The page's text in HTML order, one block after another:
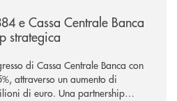
e Cassa Centrale Banca
strategica
di Cassa Centrale Banca con
attraverso un aumento di
di euro. Una partnership